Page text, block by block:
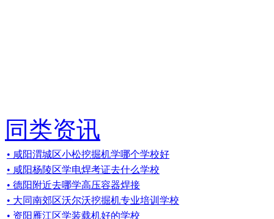
同类资讯
• 咸阳渭城区小松挖掘机学哪个学校好
• 咸阳杨陵区学电焊考证去什么学校
• 德阳附近去哪学高压容器焊接
• 大同南郊区沃尔沃挖掘机专业培训学校
• 资阳雁江区学装载机好的学校